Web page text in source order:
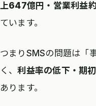
上647億円・営業利益
ています。
つまりSMSの問題は「
く、利益率の低下・期
あります。